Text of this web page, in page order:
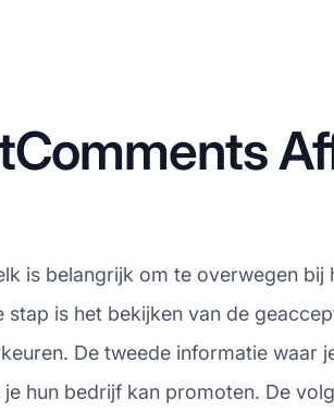
is belangrijk om te overwegen
is het bekijken van de
De tweede informatie waar
hun bedrijf kan promoten. De